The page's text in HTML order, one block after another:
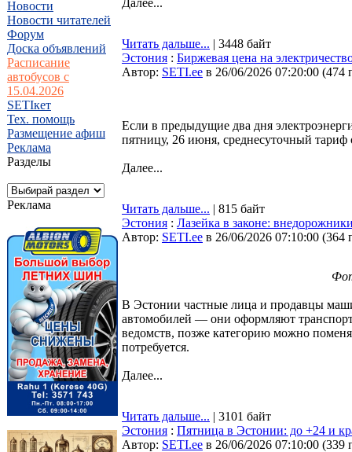
Новости
Новости читателей
Форум
Доска объявлений
Расписание
автобусов с
15.04.2026
SETIкет
Тех. помощь
Размещение афиш
Реклама
Разделы
Реклама
Далее...
Читать дальше... | 3448 байт
Эстония : Биржевая цена на
Автор: SETI.ee в 26/06/2026 07:20:00 (474
Если в предыдущие два дня
пятницу, 26 июня, среднесуточный
Далее...
Читать дальше... | 815 байт
Эстония : Лазейка в законе:
Автор: SETI.ee в 26/06/2026 07:10:00 (364
В Эстонии частные лица и продавцы
автомобилей — они оформляют
ведомств, позже категорию можно
потребуется.
Далее...
Читать дальше... | 3101 байт
Эстония : Пятница в Эстонии: до +24 и
Автор: SETI.ee в 26/06/2026 07:10:00 (339